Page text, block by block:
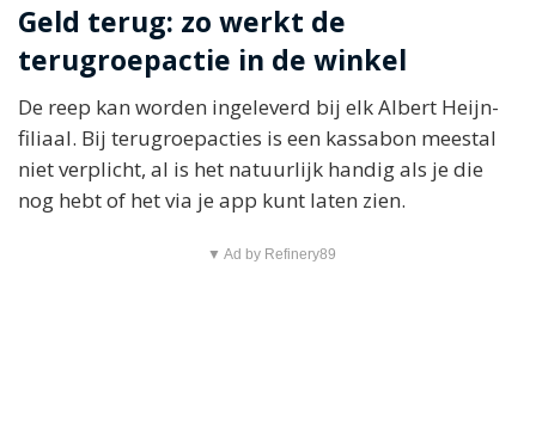
Geld terug: zo werkt de
terugroepactie in de winkel
De reep kan worden ingeleverd bij elk Albert Heijn-
filiaal. Bij terugroepacties is een kassabon meestal
niet verplicht, al is het natuurlijk handig als je die
nog hebt of het via je app kunt laten zien.
▼ Ad by Refinery89